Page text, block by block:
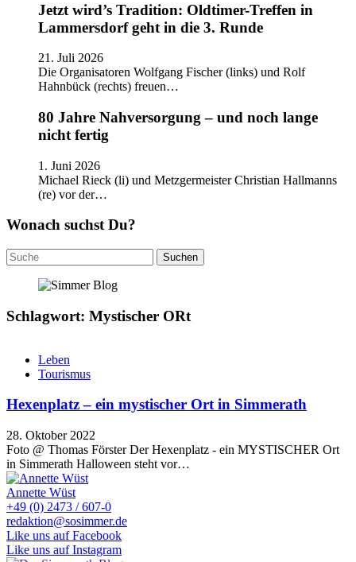
Jetzt wird’s Tradition: Oldtimer-Treffen in
Lammersdorf geht in die 3. Runde
21. Juli 2026
Die Organisatoren Wolfgang Fischer (links) und Rolf
Hahnbück (rechts) freuen…
80 Jahre Nahversorgung – und noch lange
nicht fertig
1. Juni 2026
Michael Rieck (li) und Metzgermeister Christian Hallmanns
(re) vor der…
Wonach suchst Du?
Suchen
nach:
Schlagwort: Mystischer ORt
Leben
Tourismus
Hexenplatz – ein mystischer Ort in Simmerath
28. Oktober 2022
Foto @ Thomas Förster Der Hexenplatz - ein MYSTISCHER Ort
in Simmerath Halloween steht vor…
Annette Wüst
+49 (0) 2473 / 607-0
redaktion@sosimmer.de
Like uns auf Facebook
Like uns auf Instagram